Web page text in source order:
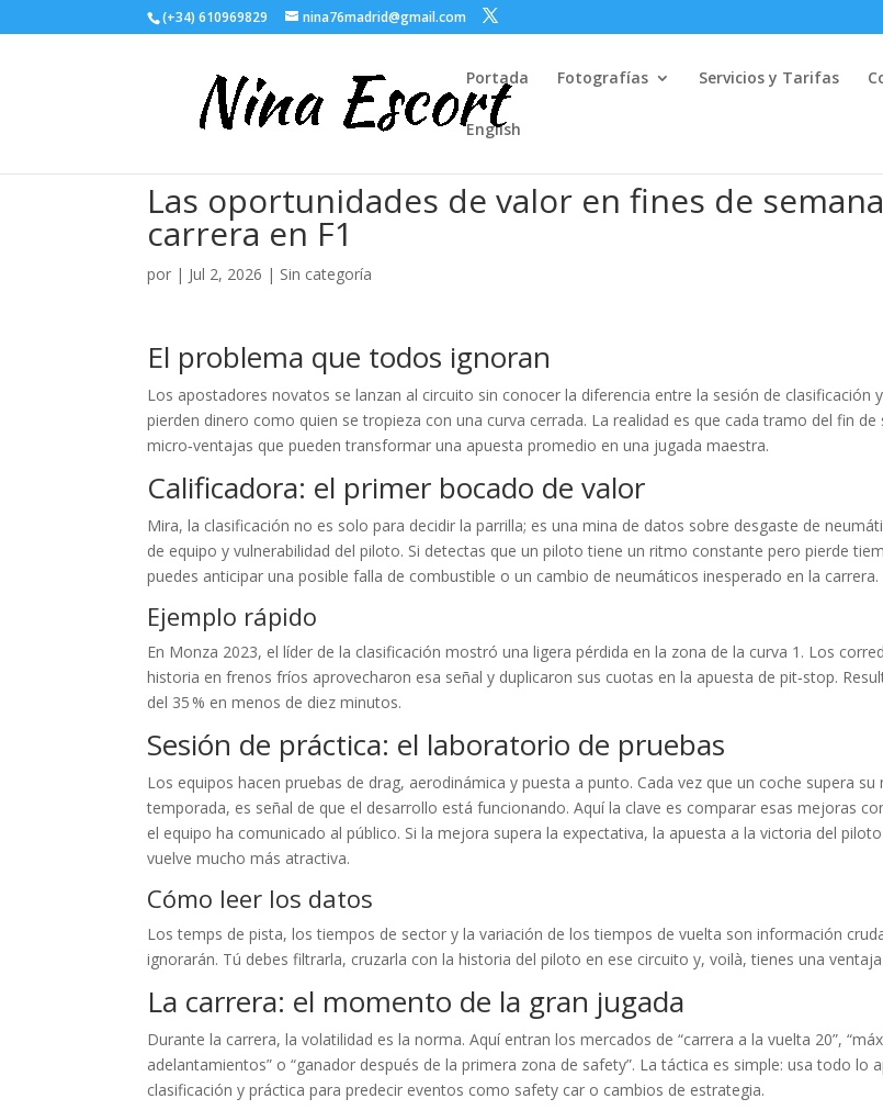
(+34) 610969829 nina76madrid@gmail.com
Portada Fotografías Servicios y Tarifas
English
Las oportunidades de valor en fines de
carrera en F1
por | Jul 2, 2026 | Sin categoría
El problema que todos ignoran
Los apostadores novatos se lanzan al circuito sin conocer la diferencia entre la sesión de clasificación
pierden dinero como quien se tropieza con una curva cerrada. La realidad es que cada tramo del fin de
micro‑ventajas que pueden transformar una apuesta promedio en una jugada maestra.
Calificadora: el primer bocado de valor
Mira, la clasificación no es solo para decidir la parrilla; es una mina de datos sobre desgaste de
de equipo y vulnerabilidad del piloto. Si detectas que un piloto tiene un ritmo constante pero pierde
puedes anticipar una posible falla de combustible o un cambio de neumáticos inesperado en la carrera.
Ejemplo rápido
En Monza 2023, el líder de la clasificación mostró una ligera pérdida en la zona de la curva 1. Los
historia en frenos fríos aprovecharon esa señal y duplicaron sus cuotas en la apuesta de pit‑stop.
del 35 % en menos de diez minutos.
Sesión de práctica: el laboratorio de pruebas
Los equipos hacen pruebas de drag, aerodinámica y puesta a punto. Cada vez que un coche supera
temporada, es señal de que el desarrollo está funcionando. Aquí la clave es comparar esas mejoras
el equipo ha comunicado al público. Si la mejora supera la expectativa, la apuesta a la victoria del
vuelve mucho más atractiva.
Cómo leer los datos
Los temps de pista, los tiempos de sector y la variación de los tiempos de vuelta son información
ignorarán. Tú debes filtrarla, cruzarla con la historia del piloto en ese circuito y, voilà, tienes una
La carrera: el momento de la gran jugada
Durante la carrera, la volatilidad es la norma. Aquí entran los mercados de “carrera a la vuelta 20”,
adelantamientos” o “ganador después de la primera zona de safety”. La táctica es simple: usa todo lo
clasificación y práctica para predecir eventos como safety car o cambios de estrategia.